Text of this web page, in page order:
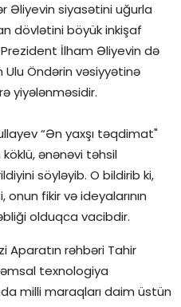
Əliyevin siyasətini uğurla
dövlətini böyük inkişaf
İlham Əliyevin də
Ulu Öndərin vəsiyyətinə
yiyələnməsidir.
“Ən yaxşı təqdimat"
ənənəvi təhsil
söyləyib. O bildirib ki,
onun fikir və ideyalarının
olduqca vacibdir.
Aparatın rəhbəri Tahir
texnologiya
milli maraqları daim üstün